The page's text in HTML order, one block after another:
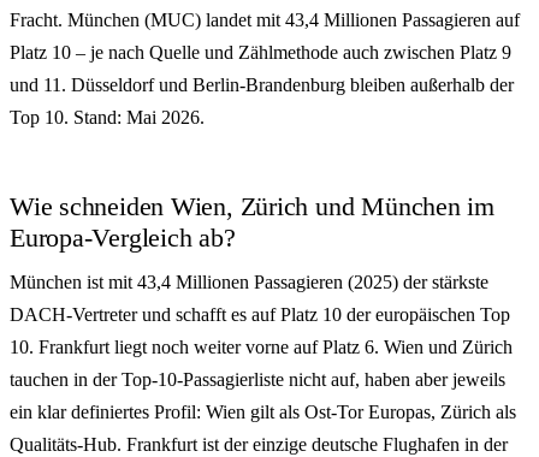
Fracht. München (MUC) landet mit 43,4 Millionen Passagieren auf
Platz 10 – je nach Quelle und Zählmethode auch zwischen Platz 9
und 11. Düsseldorf und Berlin-Brandenburg bleiben außerhalb der
Top 10. Stand: Mai 2026.
Wie schneiden Wien, Zürich und München im
Europa-Vergleich ab?
München ist mit 43,4 Millionen Passagieren (2025) der stärkste
DACH-Vertreter und schafft es auf Platz 10 der europäischen Top
10. Frankfurt liegt noch weiter vorne auf Platz 6. Wien und Zürich
tauchen in der Top-10-Passagierliste nicht auf, haben aber jeweils
ein klar definiertes Profil: Wien gilt als Ost-Tor Europas, Zürich als
Qualitäts-Hub. Frankfurt ist der einzige deutsche Flughafen in der